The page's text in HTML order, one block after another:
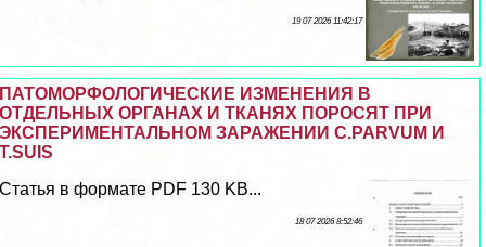
19 07 2026 11:42:17
ПАТОМОРФОЛОГИЧЕСКИЕ ИЗМЕНЕНИЯ В
ОТДЕЛЬНЫХ ОРГАНАХ И ТКАНЯХ ПОРОСЯТ ПРИ
ЭКСПЕРИМЕНТАЛЬНОМ ЗАРАЖЕНИИ C.PARVUM И
T.SUIS
Статья в формате PDF 130 KB...
18 07 2026 8:52:46